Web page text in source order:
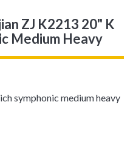
ZJ K2213 20" K
Medium Heavy
symphonic medium heavy